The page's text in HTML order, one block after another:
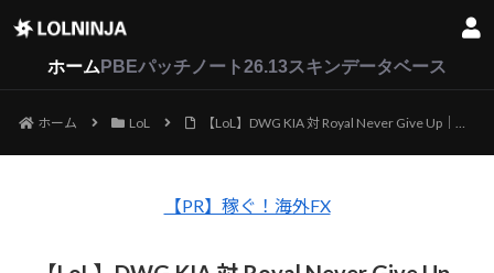
ホーム PBEパッチノート26.13スキンデータベース
ホーム LoL 【LoL】DWG KIA 対 Royal Never Give Up｜MSI 2021 – Rumble Stage
【PR】稼ぐ！海外FX